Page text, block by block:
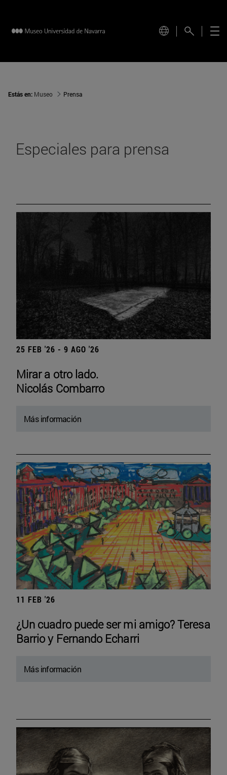
Estás en: Museo Prensa
Especiales para prensa
25 FEB '26 - 9 AGO '26
Mirar a otro lado.
Nicolás Combarro
Más información
11 FEB '26
¿Un cuadro puede ser mi amigo? Teresa
Barrio y Fernando Echarri
Más información